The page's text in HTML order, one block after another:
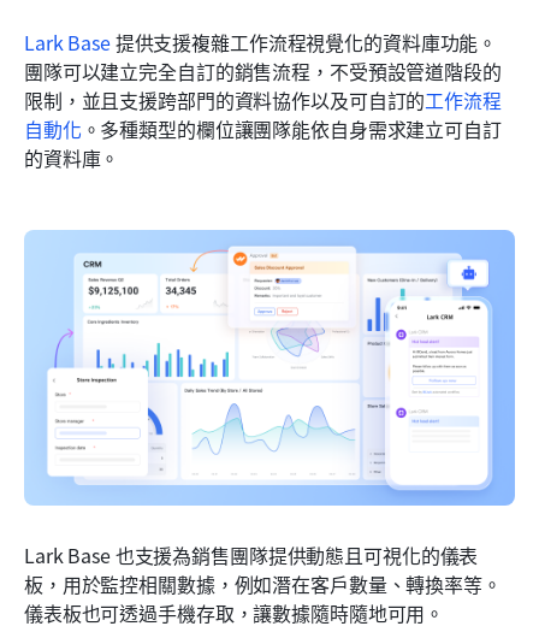
Lark Base 提供支援複雜工作流程視覺化的資料庫功能。
團隊可以建立完全自訂的銷售流程，不受預設管道階段的
限制，並且支援跨部門的資料協作以及可自訂的工作流程
自動化 。多種類型的欄位讓團隊能依自身需求建立可自訂
的資料庫。
Lark Base 也支援為銷售團隊提供動態且可視化的儀表
板，用於監控相關數據，例如潛在客戶數量、轉換率等。
儀表板也可透過手機存取，讓數據隨時隨地可用。